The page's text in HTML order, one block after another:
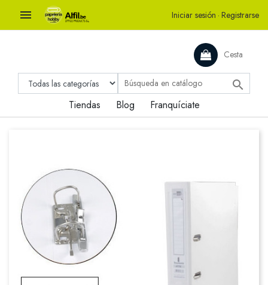
 Iniciar sesión · Registrarse
Cesta

Tiendas Blog Franquíciate